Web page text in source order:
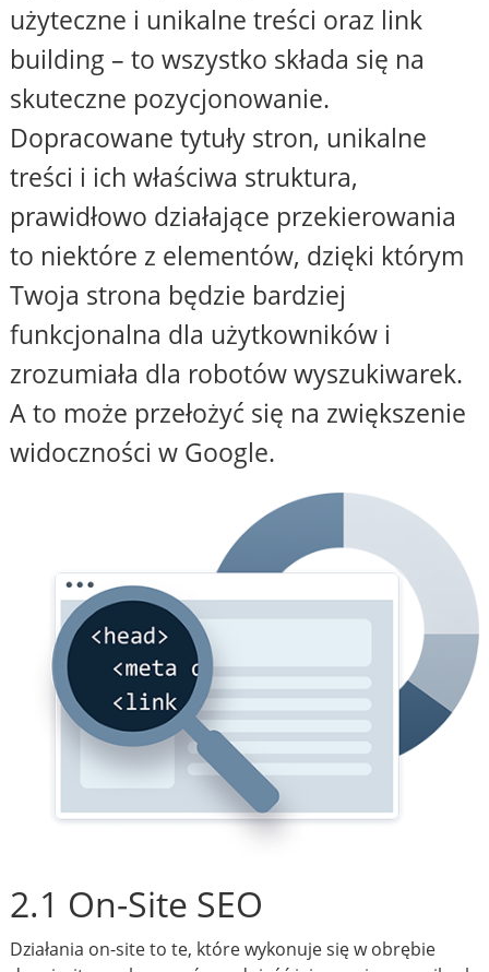
użyteczne i unikalne treści oraz link
building – to wszystko składa się na
skuteczne pozycjonowanie.
Dopracowane tytuły stron, unikalne
treści i ich właściwa struktura,
prawidłowo działające przekierowania
to niektóre z elementów, dzięki którym
Twoja strona będzie bardziej
funkcjonalna dla użytkowników i
zrozumiała dla robotów wyszukiwarek.
A to może przełożyć się na zwiększenie
widoczności w Google.
2.1 On-Site SEO
Działania on-site to te, które wykonuje się w obrębie